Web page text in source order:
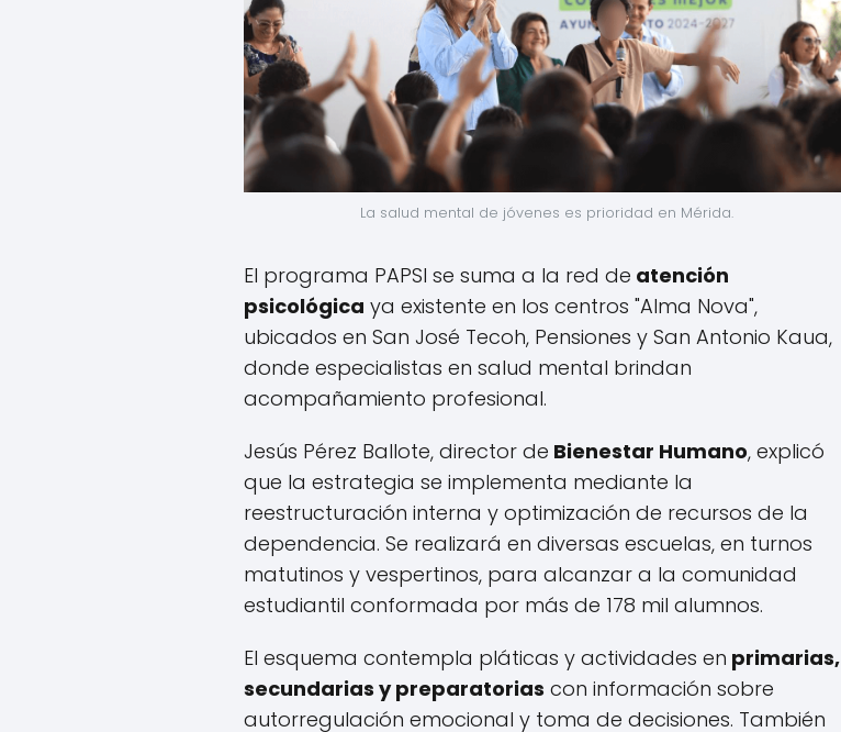
La salud mental de jóvenes es prioridad en Mérida.
El programa PAPSI se suma a la red de atención
psicológica ya existente en los centros "Alma Nova",
ubicados en San José Tecoh, Pensiones y San Antonio Kaua,
donde especialistas en salud mental brindan
acompañamiento profesional.
Jesús Pérez Ballote, director de Bienestar Humano, explicó
que la estrategia se implementa mediante la
reestructuración interna y optimización de recursos de la
dependencia. Se realizará en diversas escuelas, en turnos
matutinos y vespertinos, para alcanzar a la comunidad
estudiantil conformada por más de 178 mil alumnos.
El esquema contempla pláticas y actividades en primarias,
secundarias y preparatorias con información sobre
autorregulación emocional y toma de decisiones. También